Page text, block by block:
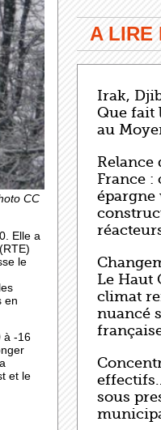
CC
Elle a
le
en
à -16
et le
A LIRE
Irak,
Que fait
au
Relance
France :
épargne
Le Haut
climat
nuancé
sous